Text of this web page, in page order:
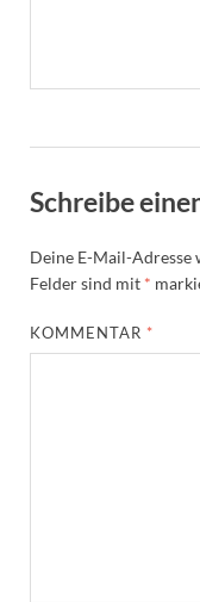
Schreibe
Deine E-Mail-
Felder sind mit *
KOMMENTAR *